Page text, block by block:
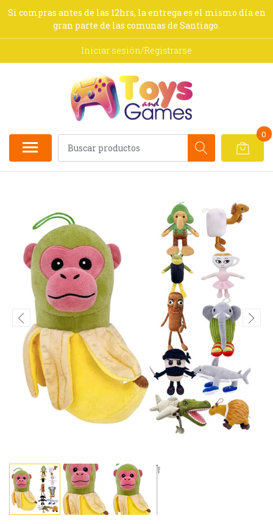
Si compras antes de las 12hrs, la entrega es el mismo día en
gran parte de las comunas de Santiago.
Iniciar sesión/Registrarse
0